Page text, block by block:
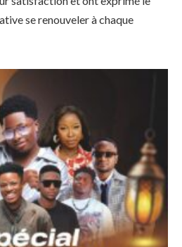
se renouveler à chaque